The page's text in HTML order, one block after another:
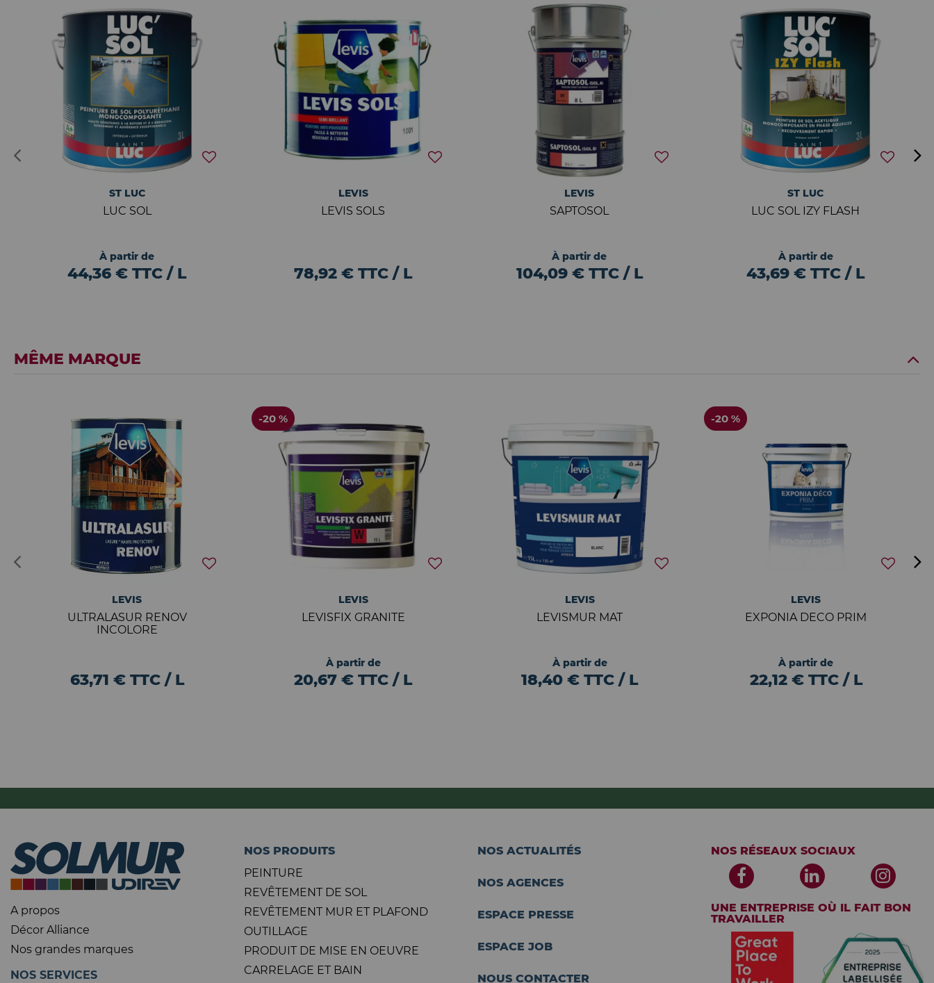
ST LUC
LUC SOL
À partir de
44,36 € TTC / L
LEVIS
LEVIS SOLS
78,92 € TTC / L
LEVIS
SAPTOSOL
À partir de
104,09 € TTC / L
ST LUC
LUC SOL IZY FLASH
À partir de
43,69 € TTC / L
MÊME MARQUE
LEVIS
ULTRALASUR RENOV
INCOLORE
63,71 € TTC / L
-20 %
LEVIS
LEVISFIX GRANITE
À partir de
20,67 € TTC / L
LEVIS
LEVISMUR MAT
À partir de
18,40 € TTC / L
-20 %
LEVIS
EXPONIA DECO PRIM
À partir de
22,12 € TTC / L
A propos
Décor Alliance
Nos grandes marques
NOS SERVICES
NOS PRODUITS
PEINTURE
REVÊTEMENT DE SOL
REVÊTEMENT MUR ET PLAFOND
OUTILLAGE
PRODUIT DE MISE EN OEUVRE
CARRELAGE ET BAIN
NOS ACTUALITÉS
NOS AGENCES
ESPACE PRESSE
ESPACE JOB
NOUS CONTACTER
NOS RÉSEAUX SOCIAUX
UNE ENTREPRISE OÙ IL FAIT BON
TRAVAILLER